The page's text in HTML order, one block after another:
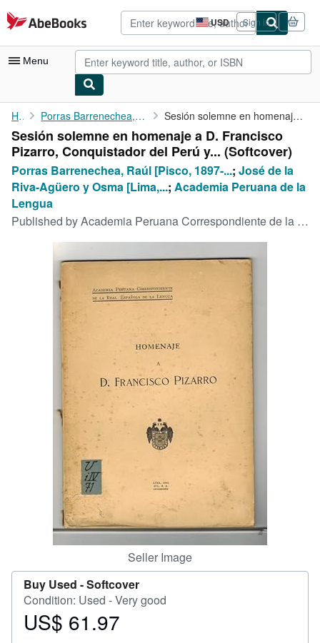
Skip to main content
AbeBooks.com USD
Site
shopping
preferences
Sign in
Menu
My Account
My Purchases
Advanced Search
Browse Collections
Rare Books
Art & Collectibles
Textbooks
CLOSE
Home Porras Barrenechea, Raúl [Pisco, 1897-Lima, 1960] Sesión solemne en homenaje a D. Francisco Pizarro, Conquistador ...
Sesión solemne en homenaje a D. Francisco
Pizarro, Conquistador del Perú y... (Softcover)
Porras Barrenechea, Raúl [Pisco, 1897-...; José de la
Riva-Agüero y Osma [Lima,...; Academia Peruana de la
Lengua
Published byAcademia Peruana Correspondiente de la Real Academia de la Lengua [imp. Gil], Lima, 1941
Seller Image
Buy Used -Softcover
Condition: Used - Very good
Price
US$ 61.97